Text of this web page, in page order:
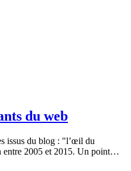
du web
issus du blog : "l’œil du
2005 et 2015. Un point…